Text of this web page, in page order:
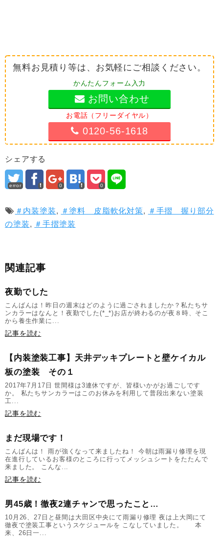
無料お見積り等は、お気軽にご相談ください。
かんたんフォーム入力
お問い合わせ
お電話（フリーダイヤル）
0120-56-1618
シェアする
error 0 0
＃内装塗装, ＃塗料 皮脂軟化対策, ＃手摺 握り部分
の塗装, ＃手摺塗装
関連記事
夜勤でした
こんばんは！昨日の週末はどのように過ごされましたか？私たちサ
ンカラーはなんと！夜勤でした(*_*)お店が終わるのが夜８時、そこ
から養生作業に...
記事を読む
【内装塗装工事】天井デッキプレートと壁ケイカル
板の塗装 その１
2017年7月17日 世間様は3連休ですが、皆様いかがお過ごしです
か。 私たちサンカラーはこのお休みを利用して普段出来ない塗装
工...
記事を読む
まだ現場です！
こんばんは！ 雨が強くなって来ましたね！ 今朝は雨漏り修理を現
在進行しているお客様のところに行ってメッシュシートをたたんで
来ました。 こんな...
記事を読む
男45歳！徹夜2連チャンで思ったこと…
10月26、27日と昼間は大田区中央にて雨漏り修理 夜は上大岡にて
徹夜で塗装工事というスケジュールを こなしていました。 本
来、26日一...